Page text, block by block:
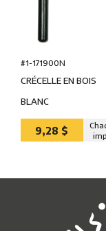
#1-171900N
CRÉCELLE EN BOIS
BLANC
9,28 $